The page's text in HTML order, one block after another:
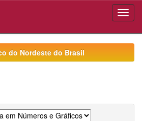
do Nordeste do Brasil